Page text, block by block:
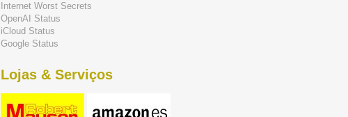
Internet Worst Secrets
OpenAI Status
iCloud Status
Google Status
Lojas & Serviços